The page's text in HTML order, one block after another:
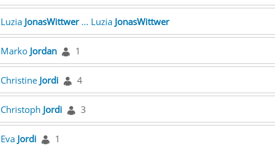
Luzia JonasWittwer... Luzia JonasWittwer
Marko Jordan 1
Christine Jordi 4
Christoph Jordi 3
Eva Jordi 1